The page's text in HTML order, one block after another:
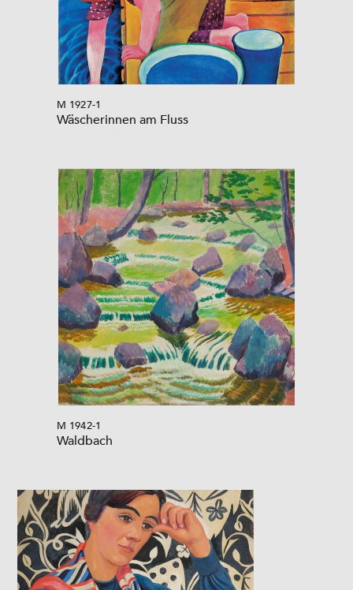
M 1927-1
Wäscherinnen am Fluss
M 1942-1
Waldbach